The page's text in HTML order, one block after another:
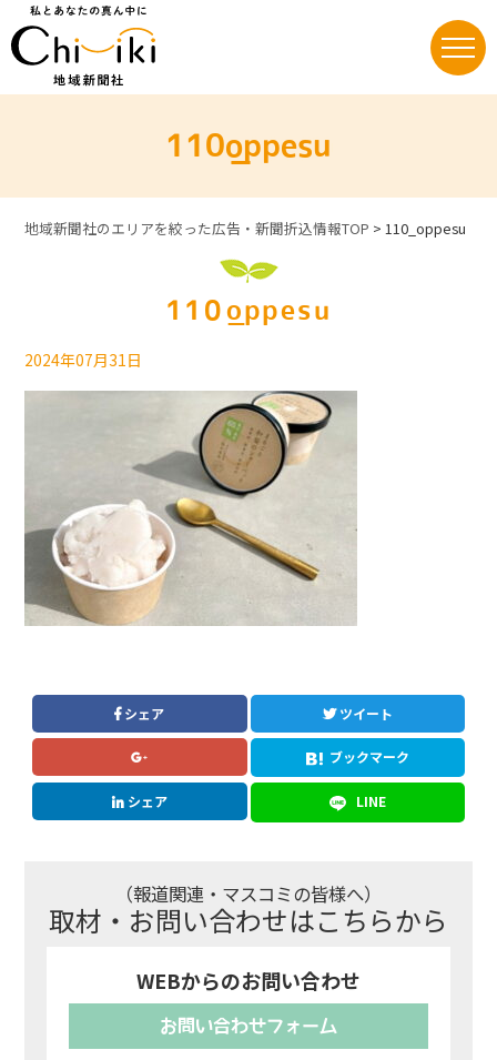
110_oppesu
地域新聞社のエリアを絞った広告・新聞折込情報TOP >110_oppesu
110_oppesu
2024年07月31日
シェア ツイート
ブックマーク
シェア LINE
（報道関連・マスコミの皆様へ）
取材・お問い合わせはこちらから
WEBからのお問い合わせ
お問い合わせフォーム